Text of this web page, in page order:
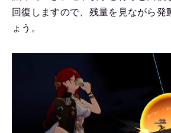
回復しますので、残量を見ながら発
ょう。